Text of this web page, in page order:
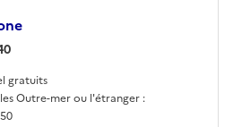
40
gratuits
Outre-mer ou l'étranger :